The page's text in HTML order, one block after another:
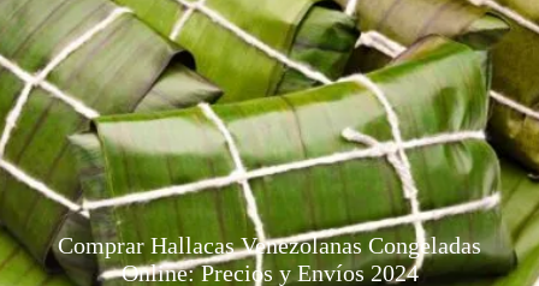
Comprar Hallacas Venezolanas Congeladas
Online: Precios y Envíos 2024